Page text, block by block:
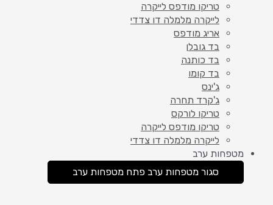
טריקו מודפס לייקרה
לייקרה מלמלה דו צדדי
אריג מודפס
בד גובלן
בד כותנה
בד קומו
ג'ינס
ג'קרד תחרה
טריקו לורקס
טריקו מודפס לייקרה
לייקרה מלמלה דו צדדי
מטפחות ערב
סגור מטפחות ערב פתח מטפחות ערב